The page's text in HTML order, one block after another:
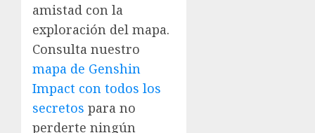
amistad con la
exploración del mapa.
Consulta nuestro
mapa de Genshin
Impact con todos los
secretos para no
perderte ningún